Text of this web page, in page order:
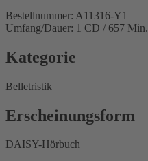
Bestellnummer: A11316-Y1
Umfang/Dauer: 1 CD / 657 Min.
Kategorie
Belletristik
Erscheinungsform
DAISY-Hörbuch